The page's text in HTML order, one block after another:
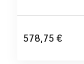
578,75 €